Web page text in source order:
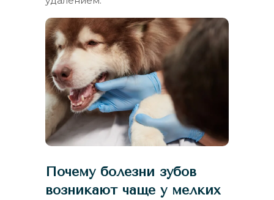
Почему болезни зубов
возникают чаще у мелких